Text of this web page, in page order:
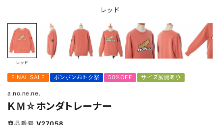
レッド
レッド
FINAL SALE ボンボンおトク祭 50%OFF サイズ展開あり
a.no.ne.ne.
ＫＭ☆ホンダトレーナー
商品番号 V27058